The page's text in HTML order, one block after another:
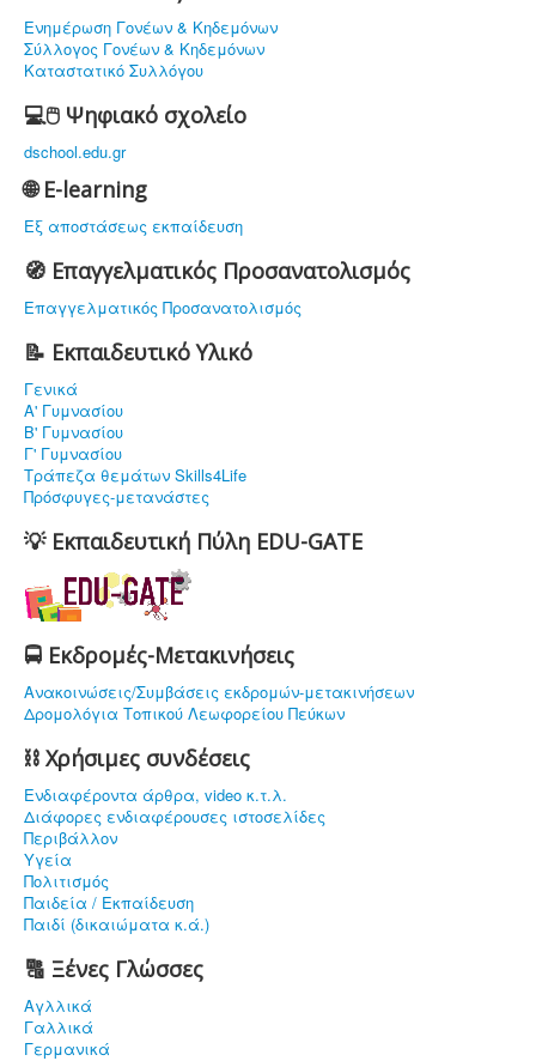
Ενημέρωση Γονέων & Κηδεμόνων
Σύλλογος Γονέων & Κηδεμόνων
Καταστατικό Συλλόγου
💻🖱️ Ψηφιακό σχολείο
dschool.edu.gr
🌐 E-learning
Εξ αποστάσεως εκπαίδευση
🧭 Επαγγελματικός Προσανατολισμός
Επαγγελματικός Προσανατολισμός
📝 Εκπαιδευτικό Υλικό
Γενικά
Α' Γυμνασίου
Β' Γυμνασίου
Γ' Γυμνασίου
Τράπεζα θεμάτων Skills4Life
Πρόσφυγες-μετανάστες
💡 Εκπαιδευτική Πύλη EDU-GATE
🚍 Εκδρομές-Μετακινήσεις
Ανακοινώσεις/Συμβάσεις εκδρομών-μετακινήσεων
Δρομολόγια Τοπικού Λεωφορείου Πεύκων
⛓ Χρήσιμες συνδέσεις
Ενδιαφέρoντα άρθρα, video κ.τ.λ.
Διάφορες ενδιαφέρουσες ιστοσελίδες
Περιβάλλον
Υγεία
Πολιτισμός
Παιδεία / Εκπαίδευση
Παιδί (δικαιώματα κ.ά.)
🔠 Ξένες Γλώσσες
Αγλλικά
Γαλλικά
Γερμανικά